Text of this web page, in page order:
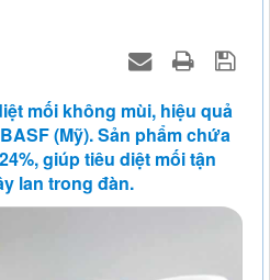
mối không mùi, hiệu quả
(Mỹ). Sản phẩm chứa
giúp tiêu diệt mối tận
lan trong đàn.